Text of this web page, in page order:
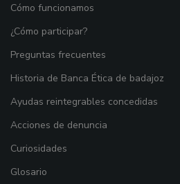
Cómo funcionamos
¿Cómo participar?
Preguntas frecuentes
Historia de Banca Ética de badajoz
Ayudas reintegrables concedidas
Acciones de denuncia
Curiosidades
Glosario